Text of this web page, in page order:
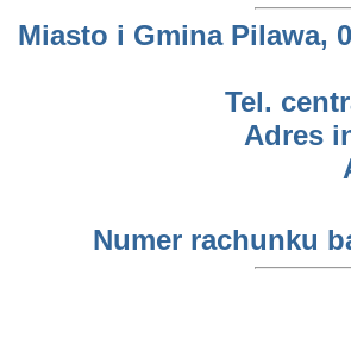
Miasto i Gmina Pilawa,
Tel.
Adres
Numer rachunku